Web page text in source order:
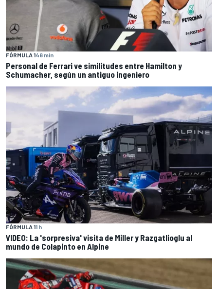
FÓRMULA 146 min
Personal de Ferrari ve similitudes entre Hamilton y
Schumacher, según un antiguo ingeniero
FÓRMULA 11 h
VIDEO: La 'sorpresiva' visita de Miller y Razgatlioglu al
mundo de Colapinto en Alpine